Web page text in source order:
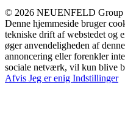
© 2026 NEUENFELD Group
Denne hjemmeside bruger
tekniske drift af webstedet og
øger anvendeligheden af
annoncering eller forenkler
sociale netværk, vil kun blive
Afvis Jeg er enig Indstillinger